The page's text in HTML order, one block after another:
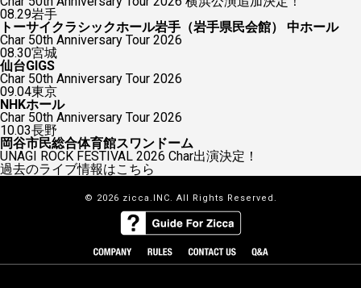
08.29岩手
トーサイクラシックホール岩手（岩手県民会館） 中ホール
Char 50th Anniversary Tour 2026
08.30宮城
仙台GIGS
Char 50th Anniversary Tour 2026
09.04東京
NHKホール
Char 50th Anniversary Tour 2026
10.03長野
岡谷市民総合体育館スワンドーム
UNAGI ROCK FESTIVAL 2026 Char出演決定！
過去のライブ情報はこちら
© 2026 zicca.INC. All Rights Reserved.